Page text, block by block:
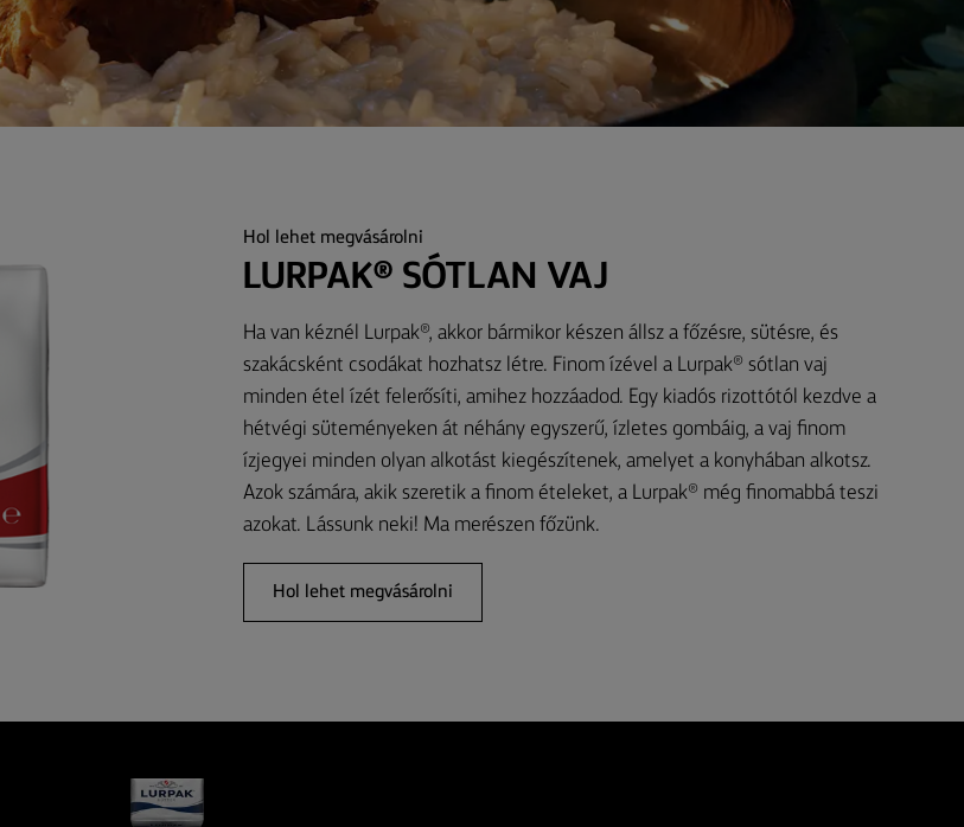
Hol lehet megvásárolni
LURPAK® SÓTLAN VAJ
Ha van kéznél Lurpak®, akkor bármikor készen állsz a főzésre, sütésre, és
szakácsként csodákat hozhatsz létre. Finom ízével a Lurpak® sótlan vaj
minden étel ízét felerősíti, amihez hozzáadod. Egy kiadós rizottótól kezdve a
hétvégi süteményeken át néhány egyszerű, ízletes gombáig, a vaj finom
ízjegyei minden olyan alkotást kiegészítenek, amelyet a konyhában alkotsz.
Azok számára, akik szeretik a finom ételeket, a Lurpak® még finomabbá teszi
azokat. Lássunk neki! Ma merészen főzünk.
Hol lehet megvásárolni